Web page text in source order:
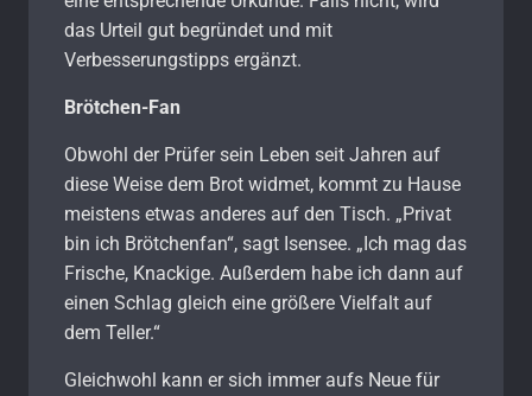
das Urteil gut begründet und mit
Verbesserungstipps ergänzt.
Brötchen-Fan
Obwohl der Prüfer sein Leben seit Jahren auf
diese Weise dem Brot widmet, kommt zu Hause
meistens etwas anderes auf den Tisch. „Privat
bin ich Brötchenfan“, sagt Isensee. „Ich mag das
Frische, Knackige. Außerdem habe ich dann auf
einen Schlag gleich eine größere Vielfalt auf
dem Teller.“
Gleichwohl kann er sich immer aufs Neue für